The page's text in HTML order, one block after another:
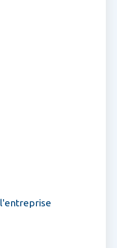
l'entreprise